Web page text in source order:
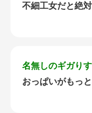
不細工女だと絶
名無しのギガり
おっぱいがもっ